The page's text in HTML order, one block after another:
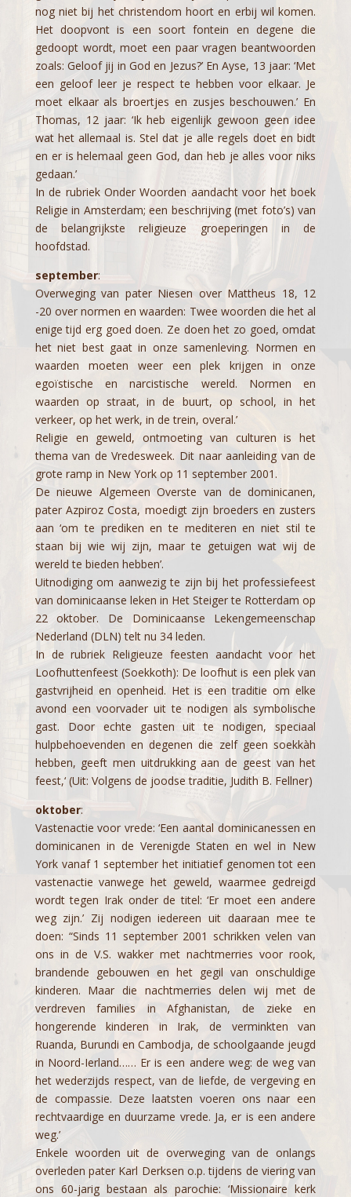
nog niet bij het christendom hoort en erbij wil komen.
Het doopvont is een soort fontein en degene die
gedoopt wordt, moet een paar vragen beantwoorden
zoals: Geloof jij in God en Jezus?’ En Ayse, 13 jaar: ‘Met
een geloof leer je respect te hebben voor elkaar. Je
moet elkaar als broertjes en zusjes beschouwen.’ En
Thomas, 12 jaar: ‘Ik heb eigenlijk gewoon geen idee
wat het allemaal is. Stel dat je alle regels doet en bidt
en er is helemaal geen God, dan heb je alles voor niks
gedaan.’
In de rubriek Onder Woorden aandacht voor het boek
Religie in Amsterdam; een beschrijving (met foto’s) van
de belangrijkste religieuze groeperingen in de
hoofdstad.
september:
Overweging van pater Niesen over Mattheus 18, 12
-20 over normen en waarden: Twee woorden die het al
enige tijd erg goed doen. Ze doen het zo goed, omdat
het niet best gaat in onze samenleving. Normen en
waarden moeten weer een plek krijgen in onze
egoïstische en narcistische wereld. Normen en
waarden op straat, in de buurt, op school, in het
verkeer, op het werk, in de trein, overal.’
Religie en geweld, ontmoeting van culturen is het
thema van de Vredesweek. Dit naar aanleiding van de
grote ramp in New York op 11 september 2001.
De nieuwe Algemeen Overste van de dominicanen,
pater Azpiroz Costa, moedigt zijn broeders en zusters
aan ‘om te prediken en te mediteren en niet stil te
staan bij wie wij zijn, maar te getuigen wat wij de
wereld te bieden hebben’.
Uitnodiging om aanwezig te zijn bij het professiefeest
van dominicaanse leken in Het Steiger te Rotterdam op
22 oktober. De Dominicaanse Lekengemeenschap
Nederland (DLN) telt nu 34 leden.
In de rubriek Religieuze feesten aandacht voor het
Loofhuttenfeest (Soekkoth): De loofhut is een plek van
gastvrijheid en openheid. Het is een traditie om elke
avond een voorvader uit te nodigen als symbolische
gast. Door echte gasten uit te nodigen, speciaal
hulpbehoevenden en degenen die zelf geen soekkàh
hebben, geeft men uitdrukking aan de geest van het
feest,‘ (Uit: Volgens de joodse traditie, Judith B. Fellner)
oktober:
Vastenactie voor vrede: ‘Een aantal dominicanessen en
dominicanen in de Verenigde Staten en wel in New
York vanaf 1 september het initiatief genomen tot een
vastenactie vanwege het geweld, waarmee gedreigd
wordt tegen Irak onder de titel: ‘Er moet een andere
weg zijn.’ Zij nodigen iedereen uit daaraan mee te
doen: “Sinds 11 september 2001 schrikken velen van
ons in de V.S. wakker met nachtmerries voor rook,
brandende gebouwen en het gegil van onschuldige
kinderen. Maar die nachtmerries delen wij met de
verdreven families in Afghanistan, de zieke en
hongerende kinderen in Irak, de verminkten van
Ruanda, Burundi en Cambodja, de schoolgaande jeugd
in Noord-Ierland…… Er is een andere weg: de weg van
het wederzijds respect, van de liefde, de vergeving en
de compassie. Deze laatsten voeren ons naar een
rechtvaardige en duurzame vrede. Ja, er is een andere
weg.’
Enkele woorden uit de overweging van de onlangs
overleden pater Karl Derksen o.p. tijdens de viering van
ons 60-jarig bestaan als parochie: ‘Missionaire kerk